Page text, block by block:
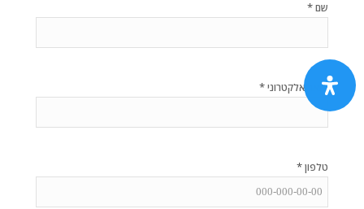
שם*
דואר אלקטרוני*
טלפון*